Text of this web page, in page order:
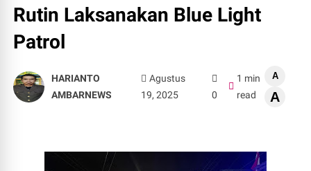
Rutin Laksanakan Blue Light
Patrol
HARIANTO
AMBARNEWS
Agustus
19, 2025
0
1 min
read
A
A